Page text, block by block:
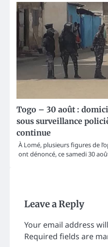
Togo – 30 août :
sous surveillance
continue
À Lomé, plusieurs figures de
ont dénoncé, ce samedi 30
Leave a Reply
Your email address
Required fields are